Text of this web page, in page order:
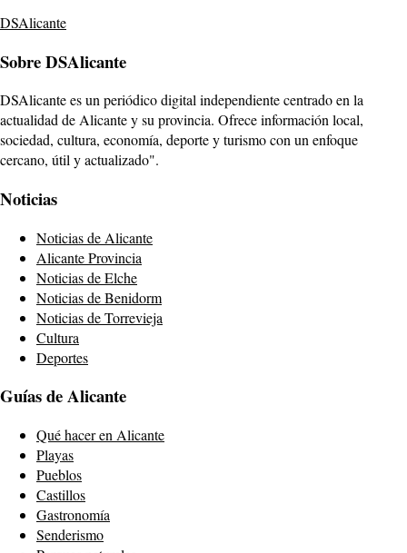
DSAlicante
Sobre DSAlicante
DSAlicante es un periódico digital independiente centrado en la
actualidad de Alicante y su provincia. Ofrece información local,
sociedad, cultura, economía, deporte y turismo con un enfoque
cercano, útil y actualizado".
Noticias
Noticias de Alicante
Alicante Provincia
Noticias de Elche
Noticias de Benidorm
Noticias de Torrevieja
Cultura
Deportes
Guías de Alicante
Qué hacer en Alicante
Playas
Pueblos
Castillos
Gastronomía
Senderismo